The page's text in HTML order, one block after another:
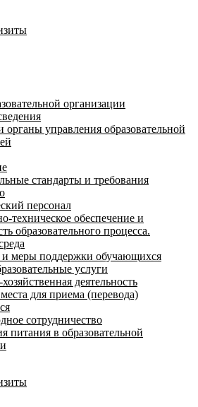
организации
органы управления образовательной
стандарты и требования
персонал
техническое обеспечение и
образовательного процесса.
меры поддержки обучающихся
услуги
деятельность
для приема (перевода)
сотрудничество
питания в образовательной